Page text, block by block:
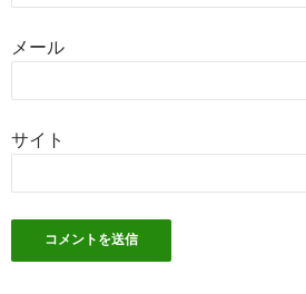
メール
サイト